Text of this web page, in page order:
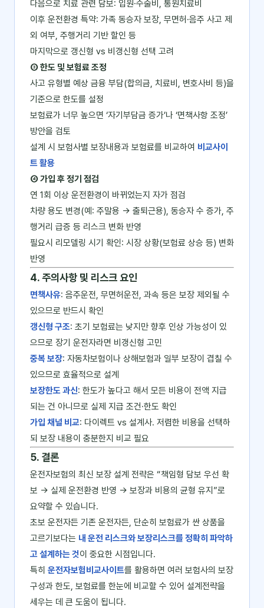
다음으로 치료 관련 담보: 입원·수술비, 통원치료비
이후 운전환경 특약: 가족 동승자 보장, 무면허·음주 사고 제
외 여부, 주행거리 기반 할인 등
마지막으로 갱신형 vs 비갱신형 선택 고려
③ 한도 및 보험료 조정
사고 유형별 예상 금융 부담(합의금, 치료비, 변호사비 등)을
기준으로 한도를 설정
보험료가 너무 높으면 ‘자기부담금 증가’나 ‘면책사항 조정’
방안을 검토
설계 시 보험사별 보장내용과 보험료를 비교하여 비교사이
트 활용
④ 가입 후 정기 점검
연 1회 이상 운전환경이 바뀌었는지 자가 점검
차량 용도 변경(예: 주말용 → 출퇴근용), 동승자 수 증가, 주
행거리 급증 등 리스크 변화 반영
필요시 리모델링 시기 확인: 시장 상황(보험료 상승 등) 변화
반영
4. 주의사항 및 리스크 요인
면책사유: 음주운전, 무면허운전, 과속 등은 보장 제외될 수
있으므로 반드시 확인
갱신형 구조: 초기 보험료는 낮지만 향후 인상 가능성이 있
으므로 장기 운전자라면 비갱신형 고민
중복 보장: 자동차보험이나 상해보험과 일부 보장이 겹칠 수
있으므로 효율적으로 설계
보장한도 과신: 한도가 높다고 해서 모든 비용이 전액 지급
되는 건 아니므로 실제 지급 조건·한도 확인
가입 채널 비교: 다이렉트 vs 설계사. 저렴한 비용을 선택하
되 보장 내용이 충분한지 비교 필요
5. 결론
운전자보험의 최신 보장 설계 전략은 “책임형 담보 우선 확
보 → 실제 운전환경 반영 → 보장과 비용의 균형 유지”로
요약할 수 있습니다.
초보 운전자든 기존 운전자든, 단순히 보험료가 싼 상품을
고르기보다는 내 운전 리스크와 보장리스크를 정확히 파악하
고 설계하는 것이 중요한 시점입니다.
특히 운전자보험비교사이트를 활용하면 여러 보험사의 보장
구성과 한도, 보험료를 한눈에 비교할 수 있어 설계전략을
세우는 데 큰 도움이 됩니다.